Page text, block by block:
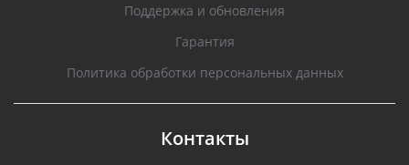
Поддержка и обновления
Гарантия
Политика обработки персональных данных
Контакты